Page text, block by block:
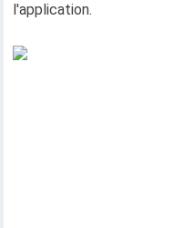
l'application.